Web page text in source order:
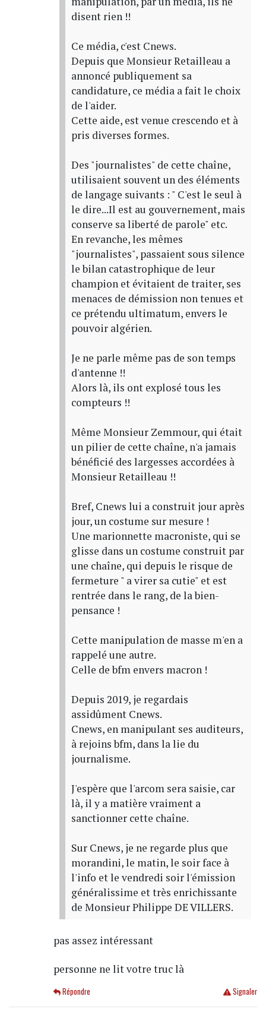
disent rien !!
Ce média, c'est Cnews.
Depuis que Monsieur Retailleau a
annoncé publiquement sa
candidature, ce média a fait le choix
de l'aider.
Cette aide, est venue crescendo et à
pris diverses formes.
Des "journalistes" de cette chaîne,
utilisaient souvent un des éléments
de langage suivants : " C'est le seul à
le dire...Il est au gouvernement, mais
conserve sa liberté de parole" etc.
En revanche, les mêmes
"journalistes", passaient sous silence
le bilan catastrophique de leur
champion et évitaient de traiter, ses
menaces de démission non tenues et
ce prétendu ultimatum, envers le
pouvoir algérien.
Je ne parle même pas de son temps
d'antenne !!
Alors là, ils ont explosé tous les
compteurs !!
Même Monsieur Zemmour, qui était
un pilier de cette chaîne, n'a jamais
bénéficié des largesses accordées à
Monsieur Retailleau !!
Bref, Cnews lui a construit jour après
jour, un costume sur mesure !
Une marionnette macroniste, qui se
glisse dans un costume construit par
une chaîne, qui depuis le risque de
fermeture " a virer sa cutie" et est
rentrée dans le rang, de la bien-
pensance !
Cette manipulation de masse m'en a
rappelé une autre.
Celle de bfm envers macron !
Depuis 2019, je regardais
assidûment Cnews.
Cnews, en manipulant ses auditeurs,
à rejoins bfm, dans la lie du
journalisme.
J'espère que l'arcom sera saisie, car
là, il y a matière vraiment a
sanctionner cette chaîne.
Sur Cnews, je ne regarde plus que
morandini, le matin, le soir face à
l'info et le vendredi soir l'émission
généralissime et très enrichissante
de Monsieur Philippe DE VILLERS.
pas assez intéressant
personne ne lit votre truc là
Signaler
Répondre